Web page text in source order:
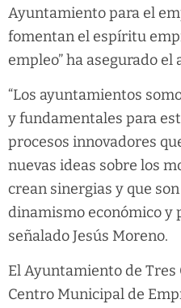
Ayuntamiento para el
fomentan el espíritu
empleo” ha asegurado el
“Los ayuntamientos
y fundamentales para
procesos innovadores
nuevas ideas sobre los
crean sinergias y que
dinamismo económico y
señalado Jesús Moreno.
El Ayuntamiento de Tres
Centro Municipal de